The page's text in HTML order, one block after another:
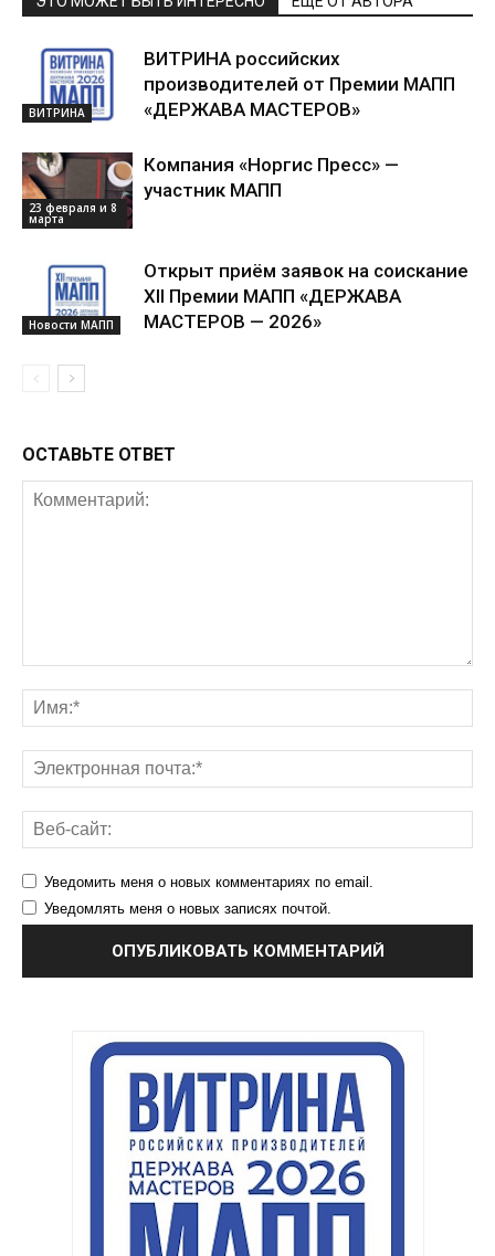
ВИТРИНА
ВИТРИНА российских
производителей от Премии МАПП
«ДЕРЖАВА МАСТЕРОВ»
23 февраля и 8
марта
Компания «Норгис Пресс» —
участник МАПП
Новости МАПП
Открыт приём заявок на соискание
XII Премии МАПП «ДЕРЖАВА
МАСТЕРОВ — 2026»
ОСТАВЬТЕ ОТВЕТ
Уведомить меня о новых комментариях по email.
Уведомлять меня о новых записях почтой.